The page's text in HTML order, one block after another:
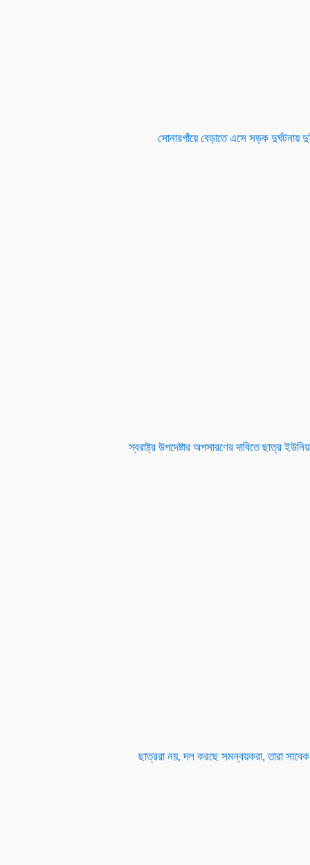
সোনারগাঁয়ে বেড়াতে এসে সড়ক দুর্ঘটনায়
স্বরাষ্ট্র উপদেষ্টার অপসারণের দাবিতে ছাত্র
ছাত্ররা নয়, দল করছে সমন্বয়করা, তারা